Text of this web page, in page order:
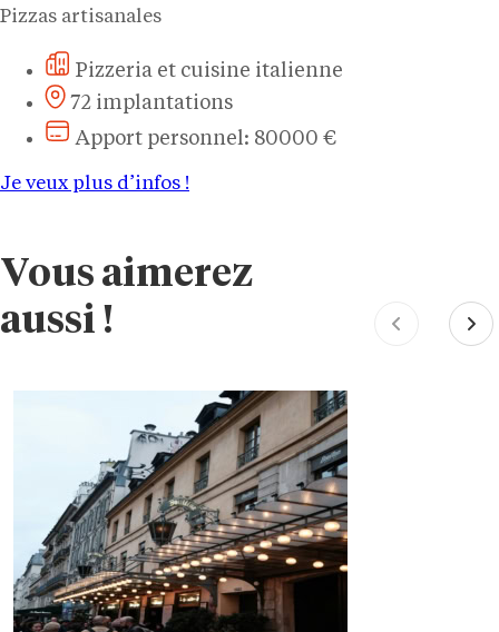
Pizzas artisanales
Pizzeria et cuisine italienne
72 implantations
Apport personnel: 80000 €
Je veux plus d’infos !
Vous aimerez
aussi !